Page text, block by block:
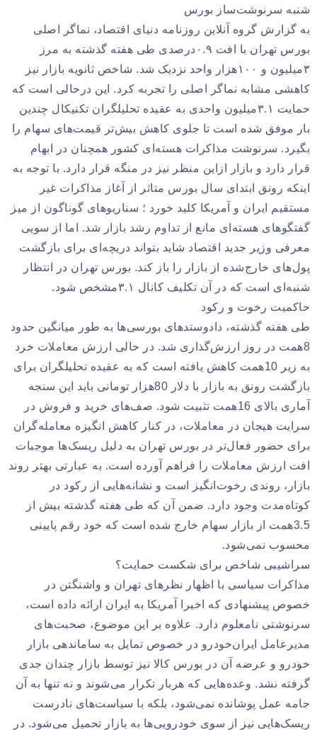
شنبه سرنوشت‌ساز بورس
به گزارش گروه آنلاین روزنامه دنیای اقتصاد، نماگر اصلی
بورس تهران با افت ۰.۹درصدی طی هفته گذشته به مرز
۳میلیون و ۱۰۰هزار واحد نزدیک شد. شاخص ثانویه بازار نیز
کاهشی مشابه نماگر اصلی را تجربه کرد. این درحالی است که
حمایت ۳.۱میلیون واحدی به عقیده تحلیلگران تکنیکال چندین
بار موفق شده است تا جلوی کاهش بیش‌تر قیمت‌های سهام را
بگیرد. سرنوشت مذاکرات هسته‌ای کشور همچنان در ابهام
قرار دارد و بازار ازاین منظر نیز در منگه قرار دارد. با توجه به
اینکه رونق ابتدای سال بورس متاثر از آغاز مذاکرات غیر
مستقیم ایران و آمریکا کلید خورد ؛ سناریوهای گوناگون از میز
گفتگوهای هسته‌ای مانع از تداوم رشد بازار شد. اما از سویی
معرفی وزیر جدید اقتصاد شاید بتواند دریچه‌ای برای بازگشت
پول‌های خارج‌شده از بازار را باز کند. بورس تهران در انتظار
شنبه‌ای است که در آن تکلیف کانال ۳.۱مشخص شود.
حاکمیت رخوت و رکود
طی هفته گذشته، دادوستدهای بورسی‌ها به طور میانگین حدود
8همت در روز ارزش‌گذاری شد. در حالی ارزش معاملات خرد
به زیر 10همت کاهش یافته است که به عقیده تحلیلگران برای
بازگشت رونق به بازار با دلار 80هزار تومانی باید این سنجه
آماری بالای 16همت تثبیت شود. صف‌های خرید و فروش در
سرایت هیجان در معاملات، در کنار کاهش انگیزه معامله‌گران
برای حضور فعال‌تر در بورس تهران به دلیل ریسک‌ها موجبات
افت ارزش معاملات را فراهم آورده است. به عبارتی بهتر روند
بازار، روندی رخوت‌انگیز است و نشانه‌هایی از رکود در
کوتاه‌مدت وجود دارد. ضمن آن که طی هفته گذشته بیش از
3.5همت از بازار سهام خارج شده است که خود رقم پایینی
محسوب نمی‌شود.
سراشیبی شاخص برای شکست حمایت؟
مذاکرات سیاسی با اظهار نظرهای تهران و واشنگتن در
خصوص پیشنهادی که اخیرا آمریکا به ایران ارائه داده است،
سرنوشتی نامعلوم دارد. علاوه بر این موضوع، صحبت‌های
مدیرعامل ایران‌خودرو در خصوص تمایل به ساماندهی بازار
خودرو و عرضه آن در بورس کالا نیز توسط بازار چندان جدی
گرفته نشد. وعده‌هایی که هربار تکرار می‌شوند و نه تنها به آن
جامه عمل پوشانده نمی‌شود، بلکه با سیاست‌های نادرست
ریسک‌هایی نیز از سوی خودرویی‌ها به بازار تحمیل می‌شود. در